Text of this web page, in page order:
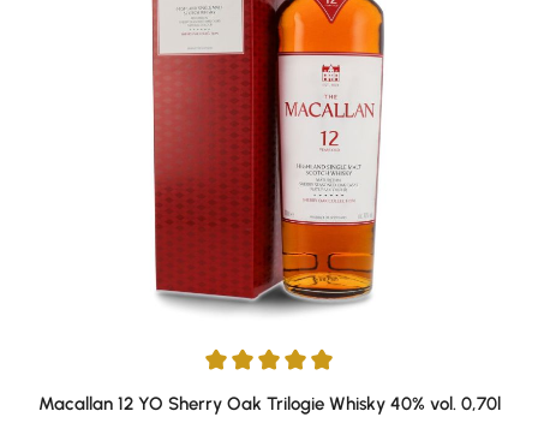
Average rating of 4.91 out of 5 stars
Macallan 12 YO Sherry Oak Trilogie Whisky 40% vol. 0,70l